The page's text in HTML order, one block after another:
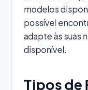
modelos
possível
adapte às suas
disponível.
Tipos de